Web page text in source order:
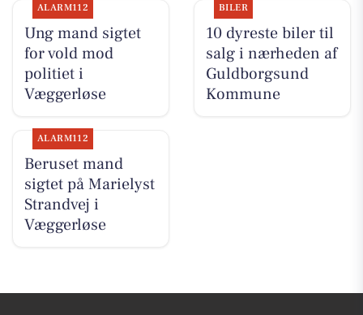
ALARM112
Ung mand sigtet
for vold mod
politiet i
Væggerløse
BILER
10 dyreste biler til
salg i nærheden af
Guldborgsund
Kommune
ALARM112
Beruset mand
sigtet på Marielyst
Strandvej i
Væggerløse